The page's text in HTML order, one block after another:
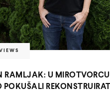
RAMLJAK: U MIROTVORCU
POKUŠALI REKONSTRUIRATI